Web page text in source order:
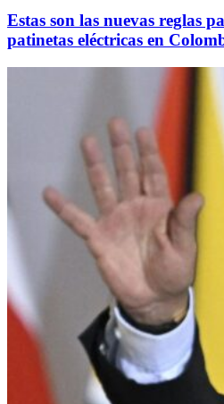
Estas son las nuevas reglas
patinetas eléctricas en